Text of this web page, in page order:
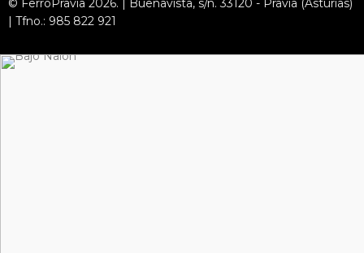
© FerroPravia 2026. | Buenavista, s/n. 33120 - Pravia (Asturias)
| Tfno.: 985 822 921